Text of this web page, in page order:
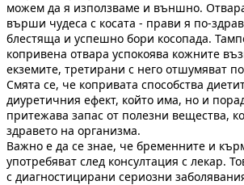
можем да я използваме и външно.
върши чудеса с косата - прави я по-
блестяща и успешно бори косопада.
копривена отвара успокоява кожните
екземите, третирани с него отшумяват
Смята се, че копривата способства
диуретичния ефект, който има, но и
притежава запас от полезни вещества,
здравето на организма.
Важно е да се знае, че бременните и
употребяват след консултация с лекар.
с диагностицирани сериозни